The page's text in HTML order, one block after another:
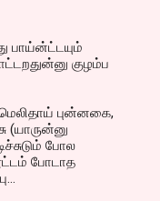
பாய்ன்ட்டயும்
குழம்ப
புன்னகை,
(யாருன்னு
போல
போடாத